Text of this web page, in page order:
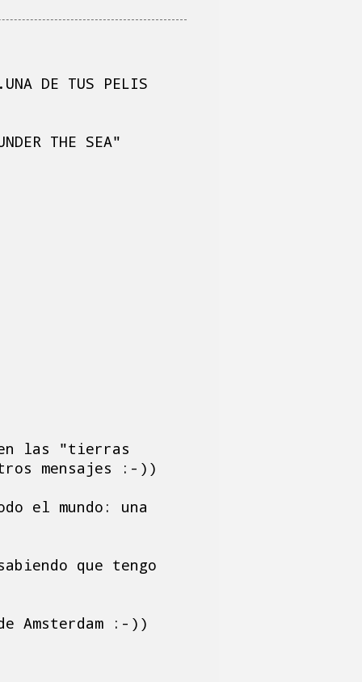
DE TUS PELIS
THE SEA"
las "tierras
mensajes :-))
el mundo: una
que tengo
Amsterdam :-))